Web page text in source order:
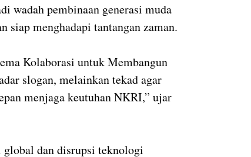
wadah pembinaan generasi muda
siap menghadapi tantangan zaman.
Kolaborasi untuk Membangun
slogan, melainkan tekad agar
menjaga keutuhan NKRI,” ujar
dan disrupsi teknologi